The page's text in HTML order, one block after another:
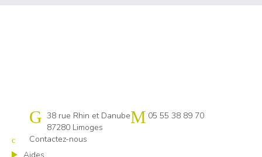
Cap emploi 87
38 rue Rhin et Danube
87280 Limoges
05 55 38 89 70
Contactez-nous